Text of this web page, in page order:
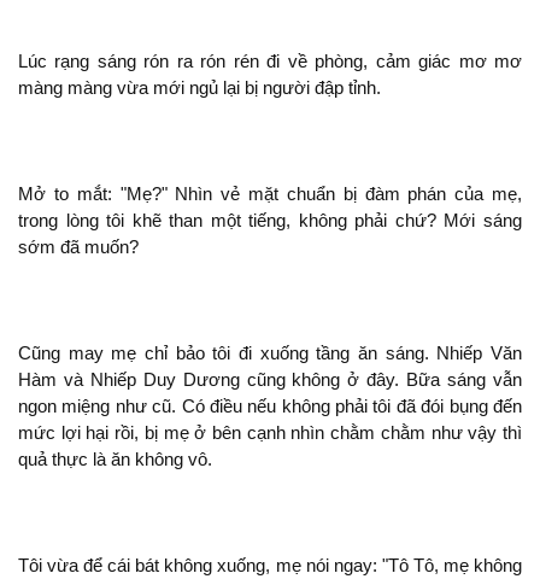
Lúc rạng sáng rón ra rón rén
về phòng, cảm giác mơ mơ
màng màng vừa mới ngủ lại bị người đập tỉnh.
Mở to mắt: "Mẹ?" Nhìn vẻ mặt chuẩn bị đàm phán của mẹ,
trong lòng tôi khẽ than
tiếng,
phải chứ? Mới sáng
sớm
muốn?
Cũng may mẹ chỉ bảo tôi
xuống tầng ăn sáng. Nhiếp Văn
Hàm và Nhiếp Duy Dương cũng
ở đây. Bữa sáng vẫn
ngon miệng như cũ. Có điều nếu
phải tôi
đói bụng đến
mức lợi hại rồi, bị mẹ ở bên cạnh nhìn chằm chằm như vậy
quả thực là ăn
vô.
Tôi vừa để cái bát xuống, mẹ
ngay: "Tô Tô, mẹ